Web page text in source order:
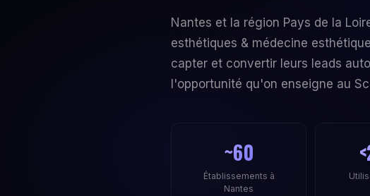
Nantes et la région Pays de la
esthétiques & médecine
capter et convertir leurs leads
l'opportunité qu'on enseigne au
~60
Établissements à
Nantes